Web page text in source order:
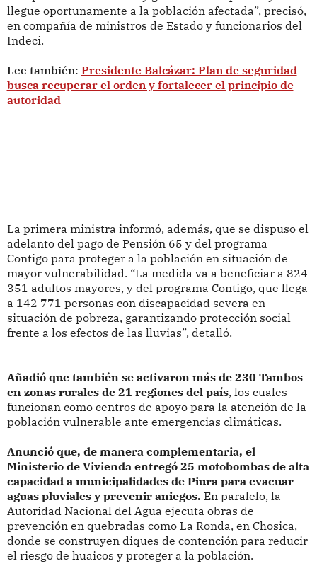
llegue oportunamente a la población afectada”, precisó,
en compañía de ministros de Estado y funcionarios del
Indeci.
Lee también: Presidente Balcázar: Plan de seguridad
busca recuperar el orden y fortalecer el principio de
autoridad
La primera ministra informó, además, que se dispuso el
adelanto del pago de Pensión 65 y del programa
Contigo para proteger a la población en situación de
mayor vulnerabilidad. “La medida va a beneficiar a 824
351 adultos mayores, y del programa Contigo, que llega
a 142 771 personas con discapacidad severa en
situación de pobreza, garantizando protección social
frente a los efectos de las lluvias”, detalló.
Añadió que también se activaron más de 230 Tambos
en zonas rurales de 21 regiones del país, los cuales
funcionan como centros de apoyo para la atención de la
población vulnerable ante emergencias climáticas.
Anunció que, de manera complementaria, el
Ministerio de Vivienda entregó 25 motobombas de alta
capacidad a municipalidades de Piura para evacuar
aguas pluviales y prevenir aniegos. En paralelo, la
Autoridad Nacional del Agua ejecuta obras de
prevención en quebradas como La Ronda, en Chosica,
donde se construyen diques de contención para reducir
el riesgo de huaicos y proteger a la población.